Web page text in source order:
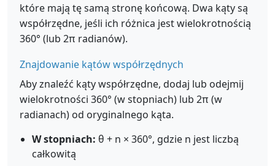
które mają tę samą stronę końcową. Dwa kąty są
współrzędne, jeśli ich różnica jest wielokrotnością
360° (lub 2π radianów).
Znajdowanie kątów współrzędnych
Aby znaleźć kąty współrzędne, dodaj lub odejmij
wielokrotności 360° (w stopniach) lub 2π (w
radianach) od oryginalnego kąta.
W stopniach: θ + n × 360°, gdzie n jest liczbą
całkowitą